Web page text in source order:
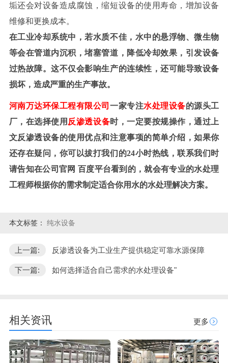
垢还会对设备造成腐蚀，缩短设备的使用寿命，增加设备
维修和更换成本。
在工业冷却系统中，若水质不佳，水中的悬浮物、微生物
等会在管道内沉积，堵塞管道，降低冷却效果，引发设备
过热故障。这不仅会影响生产的连续性，还可能导致设备
损坏，造成严重的生产事故。
河南万达环保工程有限公司 一家专注水处理设备的源头工
厂，在选择使用 反渗透设备时，一定要按规操作，通过上
文反渗透设备的使用优点和注意事项的简单介绍，如果你
还存在疑问，你可以拔打我们的24小时热线，联系我们时
请告知在公司官网 百度平台看到的，就会有专业的水处理
工程师根据你的需求制定适合你用水的水处理解决方案。
本文标签： 纯水设备
上一篇: 反渗透设备为工业生产提供稳定可靠水源保障
下一篇: 如何选择适合自己需求的水处理设备"
相关资讯 更多